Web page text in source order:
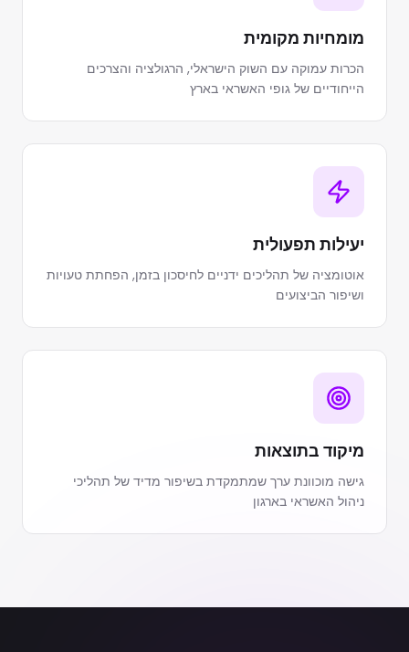
מומחיות מקומית
הכרות עמוקה עם השוק הישראלי, הרגולציה והצרכים
הייחודיים של גופי האשראי בארץ
יעילות תפעולית
אוטומציה של תהליכים ידניים לחיסכון בזמן, הפחתת טעויות
ושיפור הביצועים
מיקוד בתוצאות
גישה מוכוונת ערך שמתמקדת בשיפור מדיד של תהליכי
ניהול האשראי בארגון